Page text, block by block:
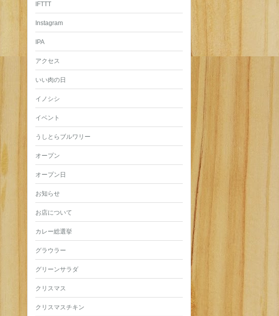
IFTTT
Instagram
IPA
アクセス
いい肉の日
イノシシ
イベント
うしとらブルワリー
オープン
オープン日
お知らせ
お店について
カレー総選挙
グラウラー
グリーンサラダ
クリスマス
クリスマスチキン